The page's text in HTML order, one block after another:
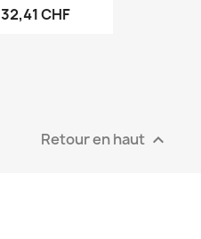
32,41 CHF
Retour en haut 